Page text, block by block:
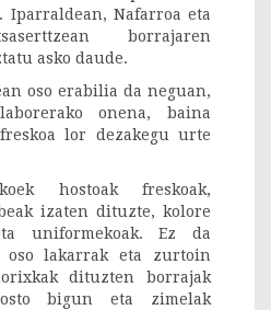
Iparraldean, Nafarroa eta
borrajaren
asko daude.
oso erabilia da neguan,
onena, baina
lor dezakegu urte
hostoak freskoak,
izaten dituzte, kolore
uniformekoak. Ez da
oso lakarrak eta zurtoin
dituzten borrajak
bigun eta zimelak